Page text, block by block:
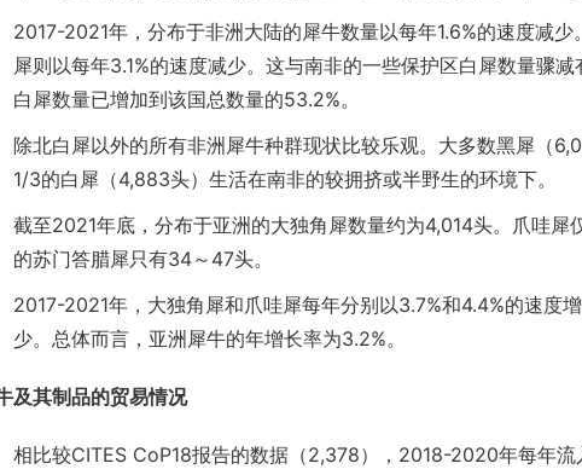
2017-2021年，分布于非洲大陆的犀牛数量以每年1.6%的速度减
犀则以每年3.1%的速度减少。这与南非的一些保护区白犀数量骤
白犀数量已增加到该国总数量的53.2%。
除北白犀以外的所有非洲犀牛种群现状比较乐观。大多数黑犀（
1/3的白犀（4,883头）生活在南非的较拥挤或半野生的环境下。
截至2021年底，分布于亚洲的大独角犀数量约为4,014头。爪哇
的苏门答腊犀只有34～47头。
2017-2021年，大独角犀和爪哇犀每年分别以3.7%和4.4%的速度
少。总体而言，亚洲犀牛的年增长率为3.2%。
及其制品的贸易情况
相比较CITES CoP18报告的数据（2,378），2018-2020年每年